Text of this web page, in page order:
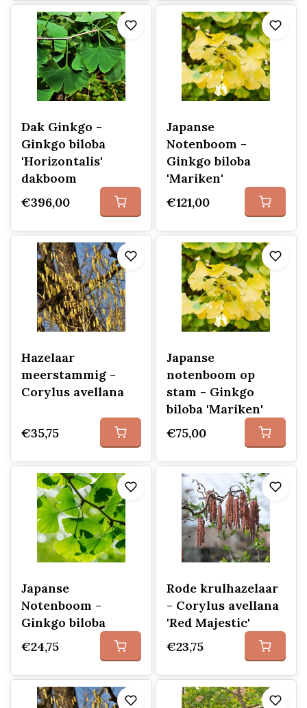
Dak Ginkgo -
Ginkgo biloba
'Horizontalis'
dakboom
€396,00
Japanse
Notenboom -
Ginkgo biloba
'Mariken'
€121,00
Hazelaar
meerstammig -
Corylus avellana
€35,75
Japanse
notenboom op
stam - Ginkgo
biloba 'Mariken'
€75,00
Japanse
Notenboom -
Ginkgo biloba
€24,75
Rode krulhazelaar
- Corylus avellana
'Red Majestic'
€23,75